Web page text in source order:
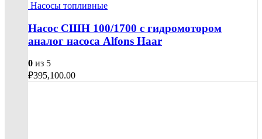
Насосы топливные
Насос СШН 100/1700 с гидромотором
аналог насоса Alfons Haar
0 из 5
₽395,100.00